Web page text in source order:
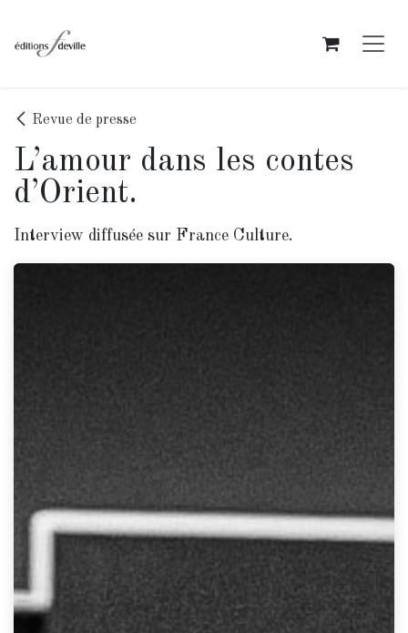
Revue de presse
L’amour dans les contes
d’Orient.
Interview diffusée sur France Culture.